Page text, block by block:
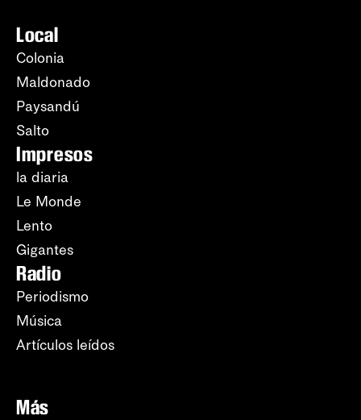
Local
Colonia
Maldonado
Paysandú
Salto
Impresos
la diaria
Le Monde
Lento
Gigantes
Radio
Periodismo
Música
Artículos leídos
Más